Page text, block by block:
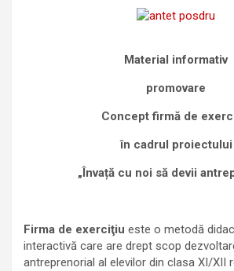
Material informativ
promovare
Concept firmă de
în cadrul proiectului
„ Învață cu noi să devii
Firma de exerciţiu este o metodă
interactivă care are drept scop
antreprenorial al elevilor din clasa XI/XII